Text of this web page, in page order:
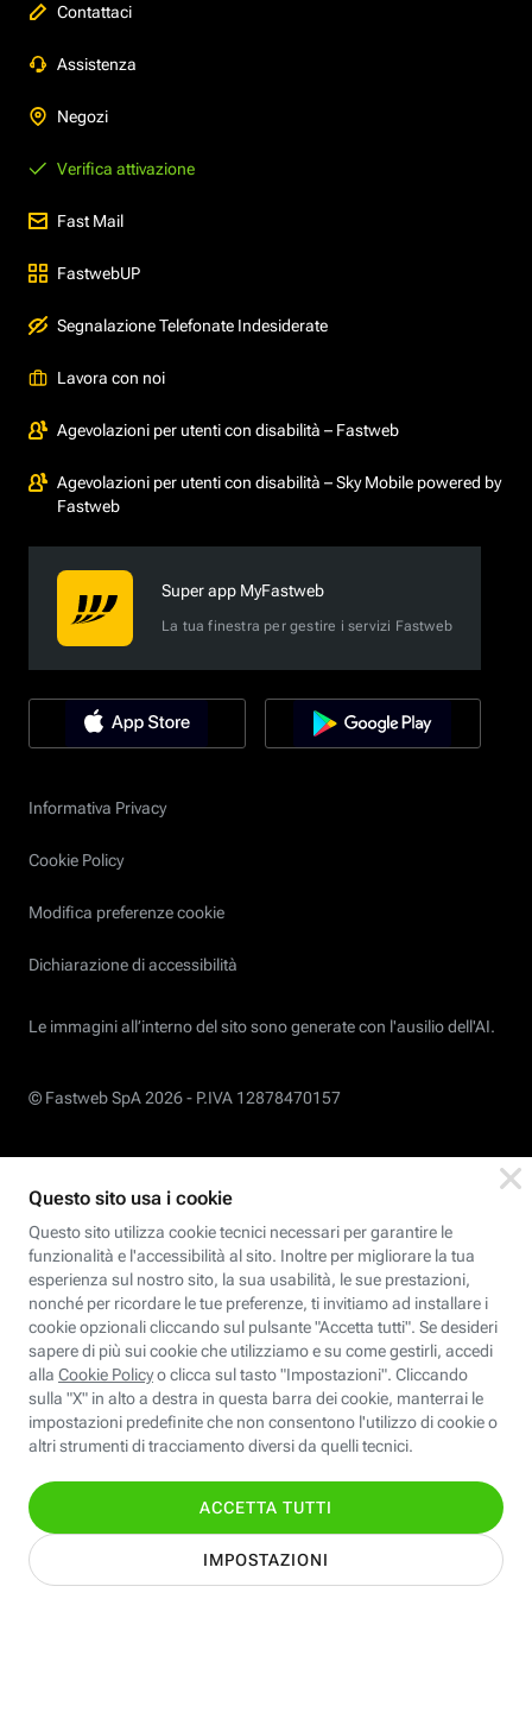
Contattaci
Assistenza
Negozi
Verifica attivazione
Fast Mail
FastwebUP
Segnalazione Telefonate Indesiderate
Lavora con noi
Agevolazioni per utenti con disabilità – Fastweb
Agevolazioni per utenti con disabilità – Sky Mobile powered by
Fastweb
Super app MyFastweb
La tua finestra per gestire i servizi Fastweb
Informativa Privacy
Cookie Policy
Modifica preferenze cookie
Dichiarazione di accessibilità
Le immagini all’interno del sito sono generate con l'ausilio dell'AI.
© Fastweb SpA 2026 - P.IVA 12878470157